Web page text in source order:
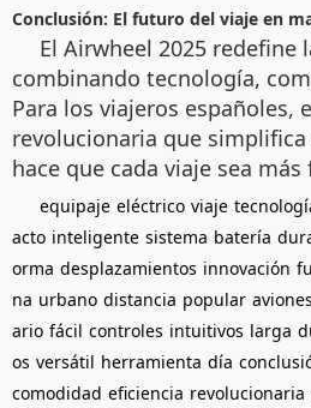
Conclusión: El futuro del viaje en
El Airwheel 2025 redefine
combinando tecnología,
Para los viajeros españoles,
revolucionaria que
hace que cada viaje sea
equipaje eléctrico viaje
acto inteligente sistema batería
orma desplazamientos innovación
na urbano distancia popular aviones
ario fácil controles intuitivos larga
os versátil herramienta día
comodidad eficiencia revolucionaria